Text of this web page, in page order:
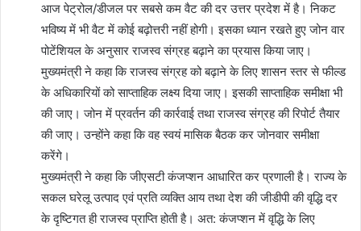
आज पेट्रोल/डीजल पर सबसे कम वैट की दर उत्तर प्रदेश में है। निकट
भविष्य में भी वैट में कोई बढ़ोत्तरी नहीं होगी। इसका ध्यान रखते हुए जोन वार
पोटेंशियल के अनुसार राजस्व संग्रह बढ़ाने का प्रयास किया जाए।
मुख्यमंत्री ने कहा कि राजस्व संग्रह को बढ़ाने के लिए शासन स्तर से फील्ड
के अधिकारियों को साप्ताहिक लक्ष्य दिया जाए। इसकी साप्ताहिक समीक्षा भी
की जाए। जोन में प्रवर्तन की कार्रवाई तथा राजस्व संग्रह की रिपोर्ट तैयार
की जाए। उन्होंने कहा कि वह स्वयं मासिक बैठक कर जोनवार समीक्षा
करेंगे।
मुख्यमंत्री ने कहा कि जीएसटी कंजप्शन आधारित कर प्रणाली है। राज्य के
सकल घरेलू उत्पाद एवं प्रति व्यक्ति आय तथा देश की जीडीपी की वृद्धि दर
के दृष्टिगत ही राजस्व प्राप्ति होती है। अत: कंजप्शन में वृद्धि के लिए